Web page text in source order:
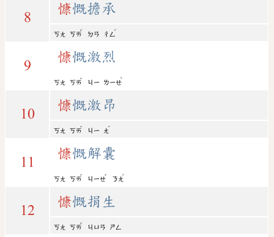
8
慷慨擔承
ㄎㄤ ㄎㄞ
ˇ
ㄉㄢ ㄔㄥ
ˊ
9
慷慨激烈
ㄎㄤ ㄎㄞ
ˇ
ㄐㄧ ㄌㄧㄝ
ˋ
10
慷慨激昂
ㄎㄤ ㄎㄞ
ˇ
ㄐㄧ ㄤ
ˊ
11
慷慨解囊
ㄎㄤ ㄎㄞ
ˇ
ㄐㄧㄝ
ˇ
ㄋㄤ
ˊ
12
慷慨捐生
ㄎㄤ ㄎㄞ
ˇ
ㄐㄩㄢ ㄕㄥ